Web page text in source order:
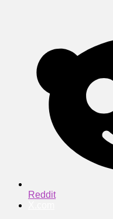
Reddit